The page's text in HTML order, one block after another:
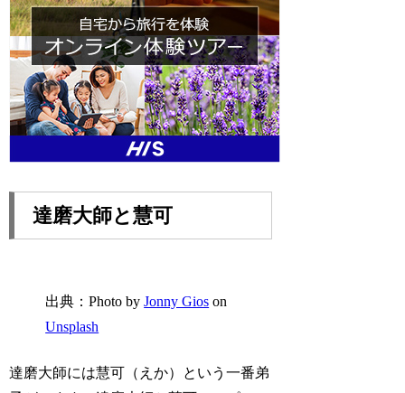
達磨大師と慧可
出典：Photo byJonny Gios on
Unsplash
達磨大師には慧可（えか）という一番弟